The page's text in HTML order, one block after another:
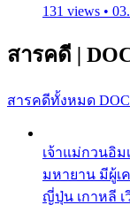
131 views •
สารคดี |
สารคดีทั้งหมด
เจ้าแม่กวนอิ
มหายาน มีผู้เ
ญี่ปุ่น เกาหลี เ